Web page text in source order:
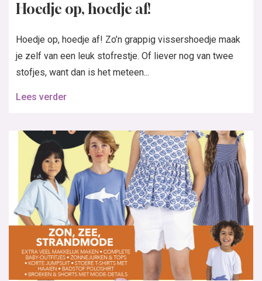
Hoedje op, hoedje af!
Hoedje op, hoedje af! Zo’n grappig vissershoedje maak
je zelf van een leuk stofrestje. Of liever nog van twee
stofjes, want dan is het meteen...
Lees verder